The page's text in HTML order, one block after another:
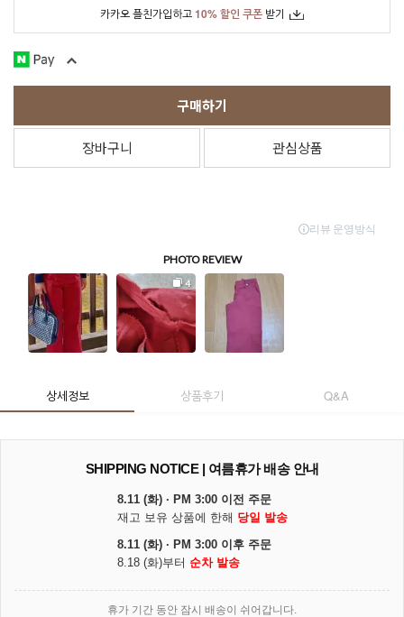
카카오 플친가입하고10% 할인 쿠폰 받기
구매하기
장바구니 관심상품
상세정보 상품후기 Q&A
SHIPPING NOTICE | 여름휴가 배송 안내
8.11 (화) · PM 3:00 이전 주문
재고 보유 상품에 한해 당일 발송
8.11 (화) · PM 3:00 이후 주문
8.18 (화)부터 순차 발송
휴가 기간 동안 잠시 배송이 쉬어갑니다.